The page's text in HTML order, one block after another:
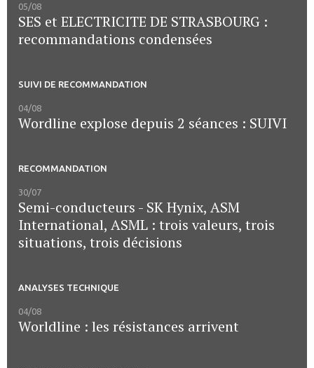
05/08
SES et ELECTRICITE DE STRASBOURG :
recommandations condensées
SUIVI DE RECOMMANDATION
04/08
Wordline explose depuis 2 séances : SUIVI
RECOMMANDATION
30/07
Semi-conducteurs - SK Hynix, ASM
International, ASML : trois valeurs, trois
situations, trois décisions
ANALYSES TECHNIQUE
04/08
Worldline : les résistances arrivent